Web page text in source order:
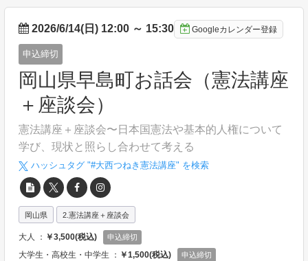
2026/6/14(日) 12:00 ～ 15:30 Googleカレンダー登録
申込締切
岡山県早島町お話会（憲法講座
＋座談会）
憲法講座＋座談会〜日本国憲法や基本的人権について
学び、現状と照らし合わせて考える
ハッシュタグ "#大西つねき憲法講座" を検索
岡山県 2.憲法講座＋座談会
大人 ： ￥3,500(税込) 申込締切
大学生・高校生・中学生 ： ￥1,500(税込) 申込締切